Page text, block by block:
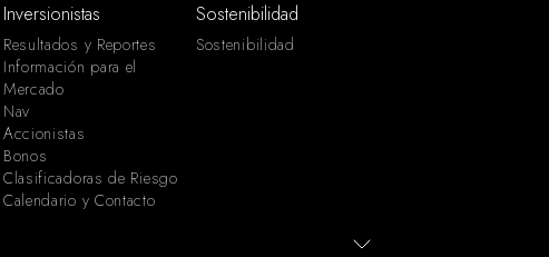
Inversionistas
Resultados y Reportes
Información para el
Mercado
Nav
Accionistas
Bonos
Clasificadoras de Riesgo
Calendario y Contacto
Sostenibilidad
Sostenibilidad